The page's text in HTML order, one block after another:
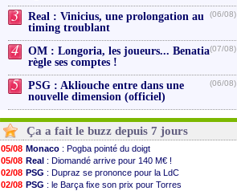
3
Real : Vinicius, une prolongation au
timing troublant
(06/08)
4
OM : Longoria, les joueurs... Benatia
règle ses comptes !
(07/08)
5
PSG : Akliouche entre dans une
nouvelle dimension (officiel)
(06/08)
Ça a fait le buzz depuis 7 jours
05/08 Monaco : Pogba pointé du doigt
05/08 Real : Diomandé arrive pour 140 M€ !
02/08 PSG : Dupraz se prononce pour la LdC
02/08 PSG : le Barça fixe son prix pour Torres